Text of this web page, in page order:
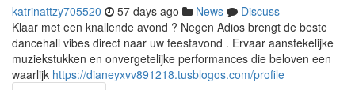
katrinattzy705520 57 days ago News
Discuss
Klaar met een knallende avond ? Negen Adios brengt de beste
dancehall vibes direct naar uw feestavond . Ervaar aanstekelijke
muziekstukken en onvergetelijke performances die beloven een
waarlijk https://dianeyxvv891218.tusblogos.com/profile